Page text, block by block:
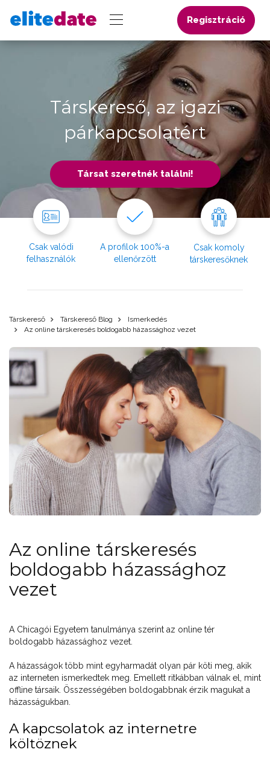
Regisztráció
Társkereső, az igazi
párkapcsolatért
Társat szeretnék találni!
Csak valódi
felhasználók
A profilok 100%-a
ellenőrzött
Csak komoly
társkeresőknek
Társkereső Társkereső Blog
Ismerkedés
Az online társkeresés boldogabb házassághoz vezet
Az online társkeresés
boldogabb házassághoz
vezet
A Chicagói Egyetem tanulmánya szerint az online tér
boldogabb házassághoz vezet.
A házasságok több mint egyharmadát olyan pár köti meg, akik
az interneten ismerkedtek meg. Emellett ritkábban válnak el, mint
offline társaik. Összességében boldogabbnak érzik magukat a
házasságukban.
A kapcsolatok az internetre
költöznek